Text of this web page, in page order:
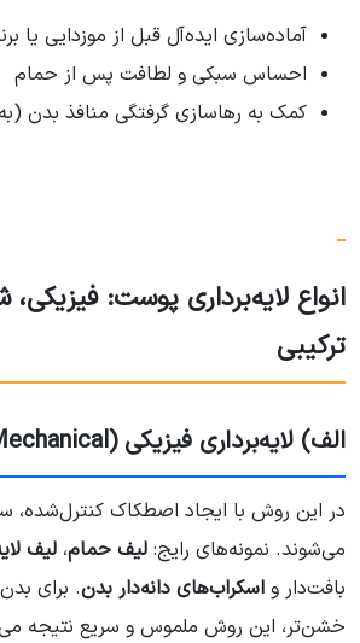
آماده‌سازی ایده‌آل قبل از موزدایی یا
احساس سبکی و لطافت پس از حمام
کمک به رهاسازی گرفتگی منافذ بدن
انواع لایه‌برداری پوست:
ترکیبی
الف) لایه‌برداری فیزیکی (Mechanical)
در این روش با ایجاد اصطکاک کنترل‌شده،
می‌شوند. نمونه‌های رایج: لیف حمام، لیف
بافت‌دار و اسکراب‌های دانه‌دار بدن. برای
خشن‌تر، این روش ملموس و سریع نتیجه